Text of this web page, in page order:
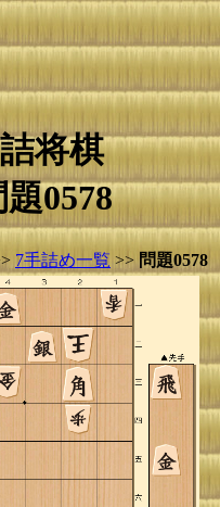
将棋
0578
7手詰め一覧 >> 問題0578